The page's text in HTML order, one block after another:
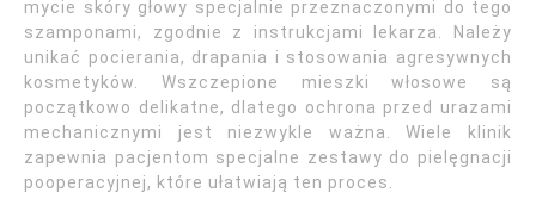
mycie skóry głowy specjalnie przeznaczonymi do tego
szamponami, zgodnie z instrukcjami lekarza. Należy
unikać pocierania, drapania i stosowania agresywnych
kosmetyków. Wszczepione mieszki włosowe są
początkowo delikatne, dlatego ochrona przed urazami
mechanicznymi jest niezwykle ważna. Wiele klinik
zapewnia pacjentom specjalne zestawy do pielęgnacji
pooperacyjnej, które ułatwiają ten proces.